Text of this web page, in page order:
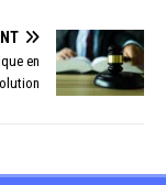
en